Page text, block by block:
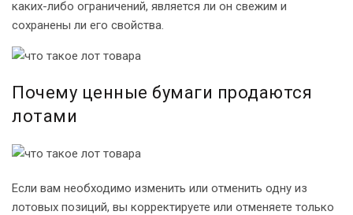
каких-либо ограничений, является ли он свежим и
сохранены ли его свойства.
Почему ценные бумаги продаются
лотами
Если вам необходимо изменить или отменить одну из
лотовых позиций, вы корректируете или отменяете только